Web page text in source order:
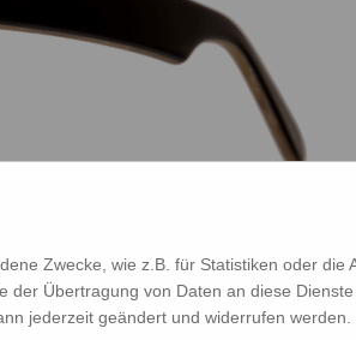
Zwecke, wie z.B. für Statistiken oder die
der Übertragung von Daten an diese
jederzeit geändert und widerrufen werden.